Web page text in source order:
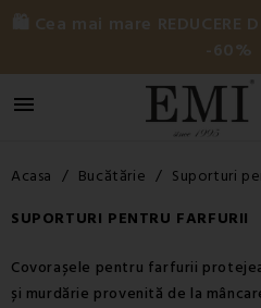
🛍️ Cea mai mare REDUCERE
-60%

Acasa Bucătărie
Suporturi
SUPORTURI PENTRU FARFURII
Covorașele pentru farfurii
și murdărie provenită de la